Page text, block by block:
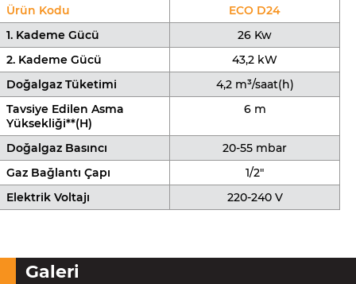
Ürün Kodu
ECO D24
1. Kademe Gücü
26 Kw
2. Kademe Gücü
43,2 kW
Doğalgaz Tüketimi
4,2 m³/saat(h)
Tavsiye Edilen Asma
Yüksekliği**(H)
6 m
Doğalgaz Basıncı
20-55 mbar
Gaz Bağlantı Çapı
1/2"
Elektrik Voltajı
220-240 V
Galeri